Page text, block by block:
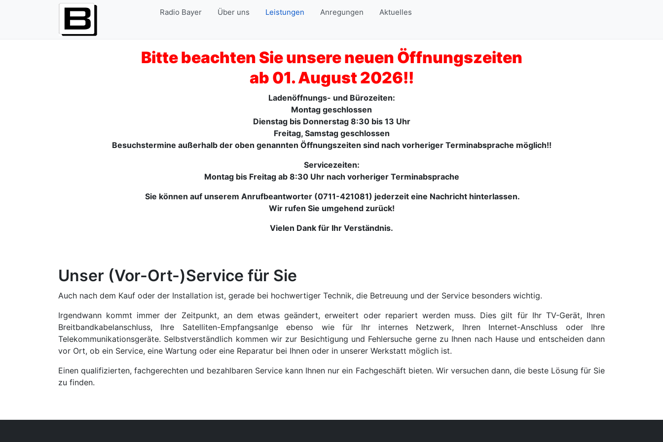
Radio Bayer Über uns Leistungen Anregungen Aktuelles
Bitte beachten Sie unsere neuen Öffnungszeiten
ab 01. August 2026!!
Ladenöffnungs- und Bürozeiten:
Montag geschlossen
Dienstag bis Donnerstag 8:30 bis 13 Uhr
Freitag, Samstag geschlossen
Besuchstermine außerhalb der oben genannten Öffnungszeiten sind nach vorheriger Terminabsprache möglich!!
Servicezeiten:
Montag bis Freitag ab 8:30 Uhr nach vorheriger Terminabsprache
Sie können auf unserem Anrufbeantworter (0711-421081) jederzeit eine Nachricht hinterlassen.
Wir rufen Sie umgehend zurück!
Vielen Dank für Ihr Verständnis.
Unser (Vor-Ort-)Service für Sie
Auch nach dem Kauf oder der Installation ist, gerade bei hochwertiger Technik, die Betreuung und der Service besonders wichtig.
Irgendwann kommt immer der Zeitpunkt, an dem etwas geändert, erweitert oder repariert werden muss. Dies gilt für Ihr TV-Gerät, Ihren
Breitbandkabelanschluss, Ihre Satelliten-Empfangsanlge ebenso wie für Ihr internes Netzwerk, Ihren Internet-Anschluss oder Ihre
Telekommunikationsgeräte. Selbstverständlich kommen wir zur Besichtigung und Fehlersuche gerne zu Ihnen nach Hause und entscheiden dann
vor Ort, ob ein Service, eine Wartung oder eine Reparatur bei Ihnen oder in unserer Werkstatt möglich ist.
Einen qualifizierten, fachgerechten und bezahlbaren Service kann Ihnen nur ein Fachgeschäft bieten. Wir versuchen dann, die beste Lösung für Sie
zu finden.